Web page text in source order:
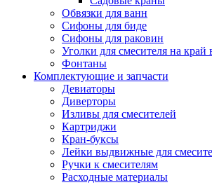
Обвязки для ванн
Сифоны для биде
Сифоны для раковин
Уголки для смесителя на край
Фонтаны
Комплектующие и запчасти
Девиаторы
Диверторы
Изливы для смесителей
Картриджи
Кран-буксы
Лейки выдвижные для
Ручки к смесителям
Расходные материалы